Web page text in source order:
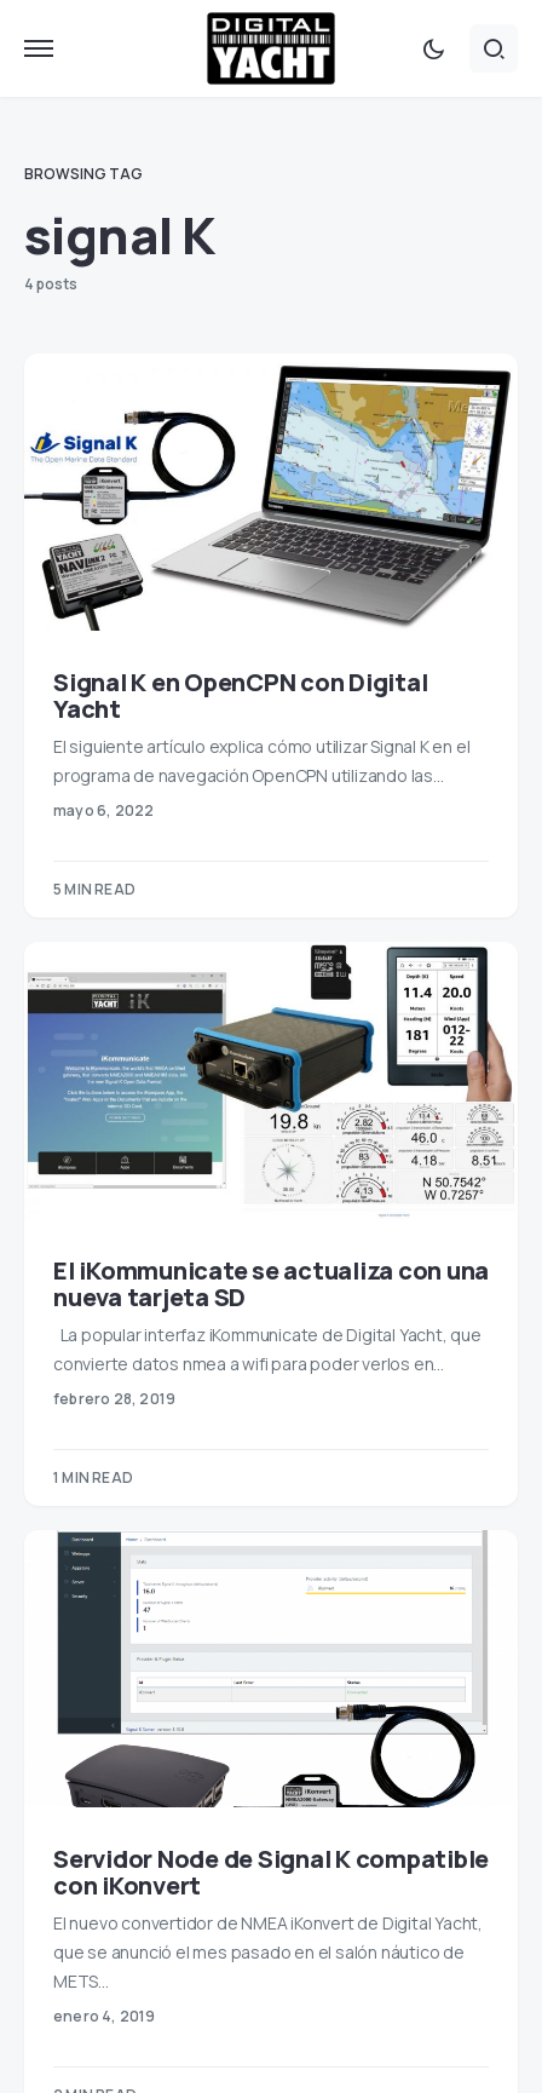
BROWSING TAG
signal K
4 posts
Signal K en OpenCPN con Digital
Yacht
El siguiente artículo explica cómo utilizar Signal K en el
programa de navegación OpenCPN utilizando las…
mayo 6, 2022
5 MIN READ
El iKommunicate se actualiza con una
nueva tarjeta SD
La popular interfaz iKommunicate de Digital Yacht, que
convierte datos nmea a wifi para poder verlos en…
febrero 28, 2019
1 MIN READ
Servidor Node de Signal K compatible
con iKonvert
El nuevo convertidor de NMEA iKonvert de Digital Yacht,
que se anunció el mes pasado en el salón náutico de
METS…
enero 4, 2019